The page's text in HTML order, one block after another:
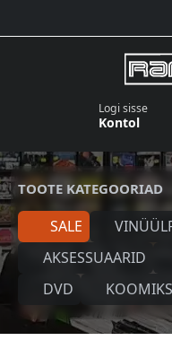
Logi sisse
Kontol
TOOTE KATEGOORIAD
SALE
AKSESSUAARID
DVD